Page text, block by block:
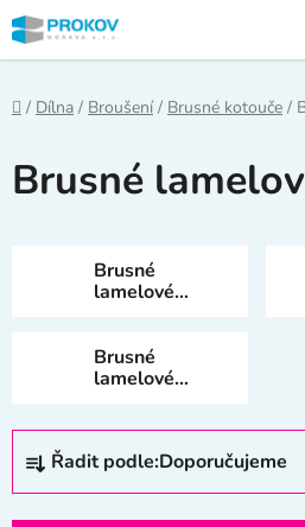
Přejít
na
obsah
Domů
/ Dílna / Broušení / Brusné kotouče /
Brusné
Brusné
lamelové
Brusné
lamelové
Ř
z
Řadit podle:Doporučujeme